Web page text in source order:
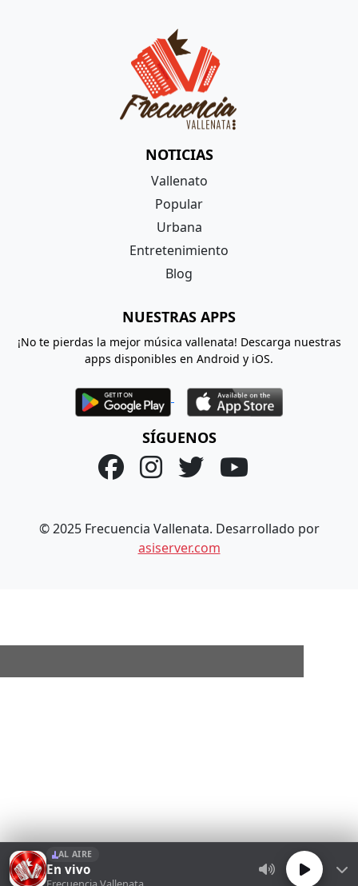
NOTICIAS
Vallenato
Popular
Urbana
Entretenimiento
Blog
NUESTRAS APPS
¡No te pierdas la mejor música vallenata! Descarga nuestras
apps disponibles en Android y iOS.
SÍGUENOS
© 2025 Frecuencia Vallenata. Desarrollado por
asiserver.com
×
AL AIRE
En vivo